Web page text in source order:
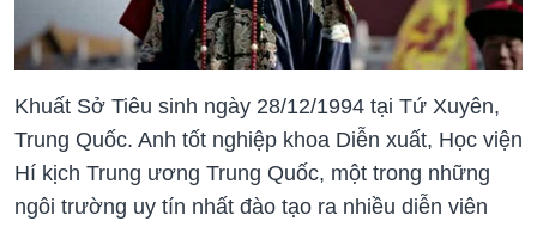
Khuất Sở Tiêu sinh ngày 28/12/1994 tại Tứ Xuyên,
Trung Quốc. Anh tốt nghiệp khoa Diễn xuất, Học viện
Hí kịch Trung ương Trung Quốc, một trong những
ngôi trường uy tín nhất đào tạo ra nhiều diễn viên